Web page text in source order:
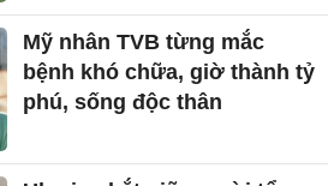
Mỹ nhân TVB từng mắc
bệnh khó chữa, giờ thành tỷ
phú, sống độc thân